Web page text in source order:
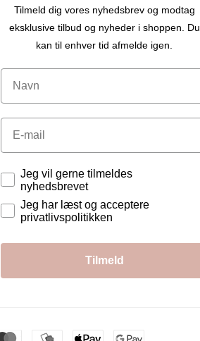
Tilmeld dig vores nyhedsbrev og modtag
eksklusive tilbud og nyheder i shoppen. Du
kan til enhver tid afmelde igen.
Navn
Email
Tilladelser
Jeg vil gerne tilmeldes
nyhedsbrevet
Jeg har læst og acceptere
privatlivspolitikken
Tilmeld